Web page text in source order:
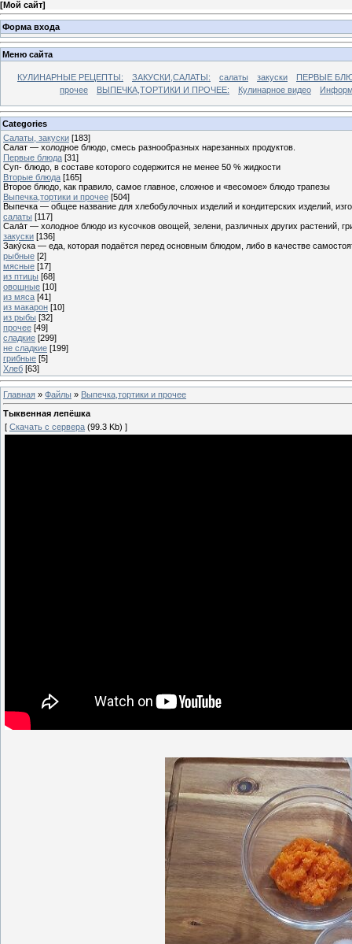
[Мой сайт]
Форма входа
Меню сайта
КУЛИНАРНЫЕ РЕЦЕПТЫ: ЗАКУСКИ,САЛАТЫ: салаты закуски
ПЕРВЫЕ
прочее
ВЫПЕЧКА,ТОРТИКИ И ПРОЧЕЕ: Кулинарное видео
Categories
Cалаты, закуски [183]
Салат — холодное блюдо, смесь разнообразных нарезанных продуктов.
Первые блюда [31]
Суп- блюдо, в составе которого содержится не менее 50 % жидкости
Вторые блюда [165]
Второе блюдо, как правило, самое главное, сложное и «весомое» блюдо трапезы
Выпечка,тортики и прочее [504]
Выпечка — общее название для хлебобулочных изделий и кондитерских изделий,
салаты [117]
Сала́т — холодное блюдо из кусочков овощей, зелени, различных других растений,
закуски [136]
Заку́ска — еда, которая подаётся перед основным блюдом, либо в качестве
рыбные [2]
мясные [17]
из птицы [68]
овощные [10]
из мяса [41]
из макарон [10]
из рыбы [32]
прочее [49]
сладкие [299]
не сладкие [199]
грибные [5]
Хлеб [63]
Главная » Файлы » Выпечка,тортики и прочее
Тыквенная лепёшка
[ Скачать с сервера (99.3 Kb) ]